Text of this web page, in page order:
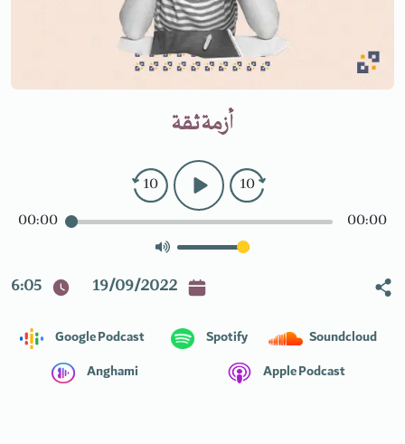
أزمة ثقة
10
10
00:00
00:00
19/09/2022
6:05
Soundcloud
Spotify
Google Podcast
Apple Podcast
Anghami